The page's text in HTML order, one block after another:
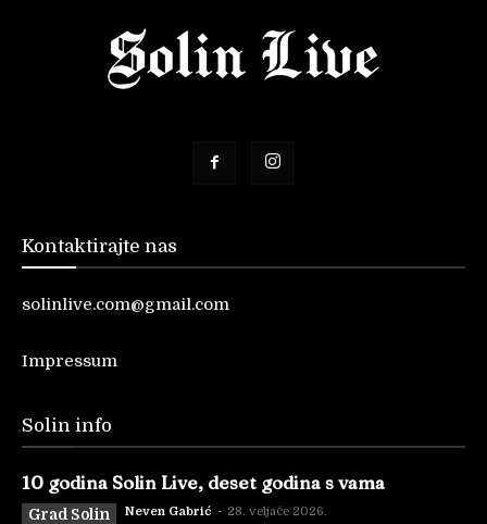
Kontaktirajte nas
solinlive.com@gmail.com
Impressum
Solin info
10 godina Solin Live, deset godina s vama
Grad Solin Neven Gabrić - 28. veljače 2026.